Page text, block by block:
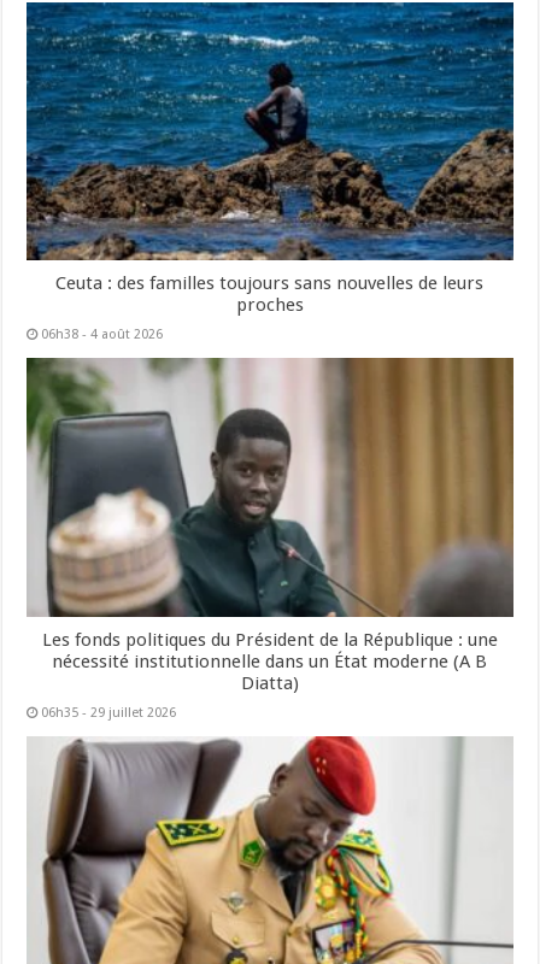
Ceuta : des familles toujours sans nouvelles de leurs
proches
06h38 - 4 août 2026
Les fonds politiques du Président de la République : une
nécessité institutionnelle dans un État moderne (A B
Diatta)
06h35 - 29 juillet 2026